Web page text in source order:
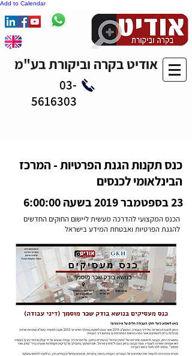
Add to Calendar
אודיט בקרה וביקורת בע"מ
03-
5616303
כנס תקנות הגנת הפרטיות - המרכז
הבינלאומי לכנסים
הכנס המקצועי להדרכה מעשית ליישום החוקים החדשים
להגנת הפרטיות ואבטחת המידע בישראל
23 בספטמבר 2019 בשעה 6:00:00